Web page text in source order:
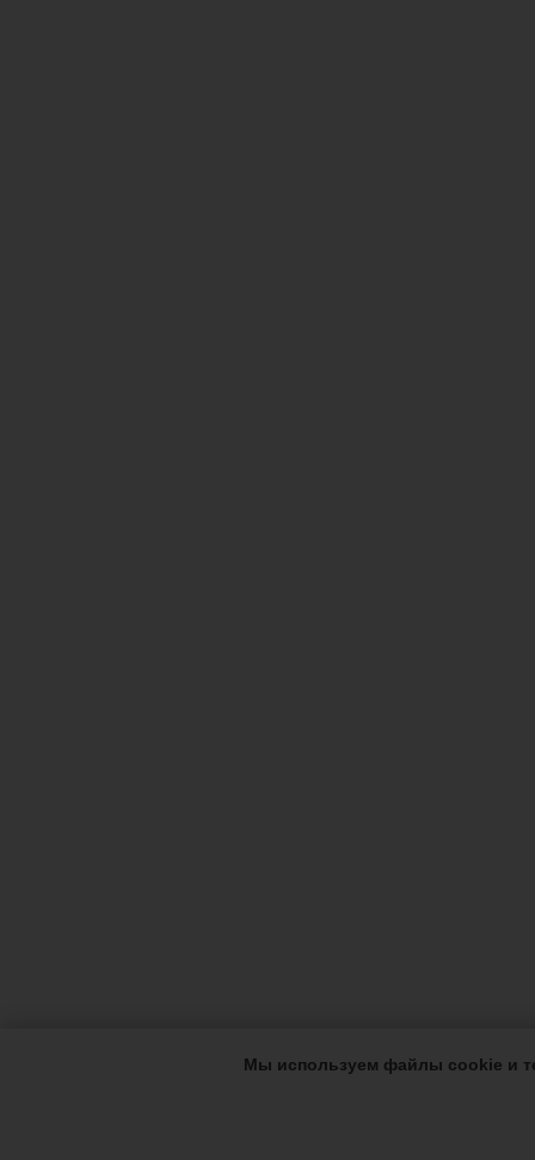
Мы используем файлы cookie и